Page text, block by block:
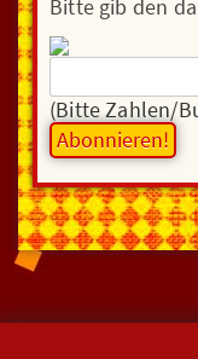
Bitte gib den
(Bitte Zahlen/